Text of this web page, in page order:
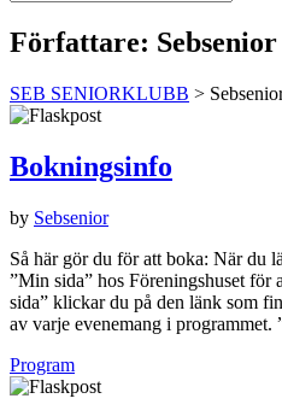
Författare: Sebsenior
SEB SENIORKLUBB >
Bokningsinfo
by Sebsenior
Så här gör du för att boka: När du
”Min sida” hos Föreningshuset
sida” klickar du på den länk som
av varje evenemang i
Program